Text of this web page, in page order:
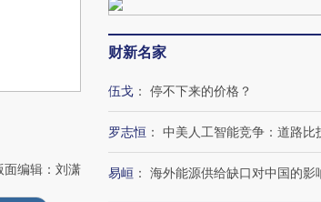
编辑：刘潇
财新名家
伍戈 ： 停不下来的价格？
罗志恒 ： 中美人工智能竞争：道路比
易峘 ： 海外能源供给缺口对中国的影